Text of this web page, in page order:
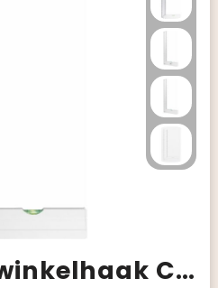
Aluminium winkelhaak Camila